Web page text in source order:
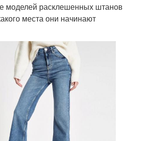
моделей расклешенных штанов
места они начинают